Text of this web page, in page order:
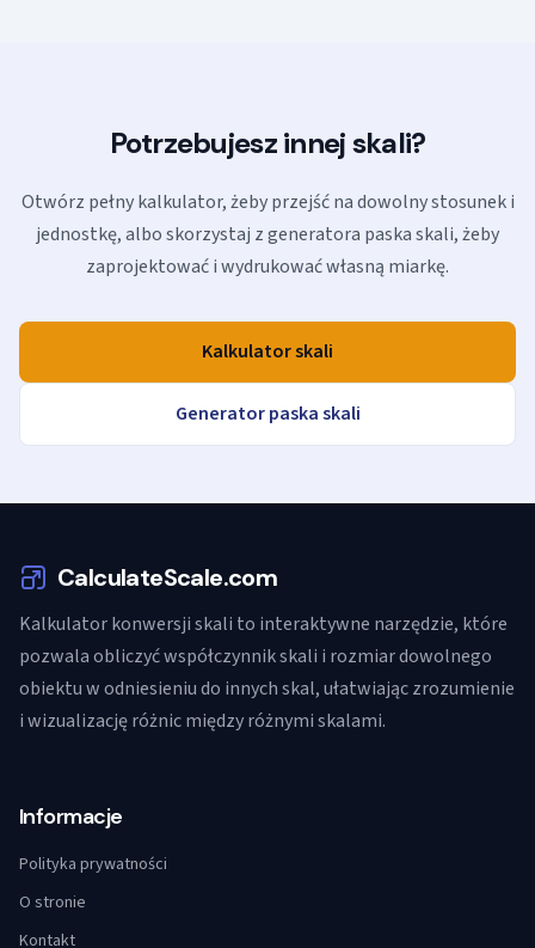
Potrzebujesz innej skali?
Otwórz pełny kalkulator, żeby przejść na dowolny stosunek i
jednostkę, albo skorzystaj z generatora paska skali, żeby
zaprojektować i wydrukować własną miarkę.
Kalkulator skali
Generator paska skali
CalculateScale.com
Kalkulator konwersji skali to interaktywne narzędzie, które
pozwala obliczyć współczynnik skali i rozmiar dowolnego
obiektu w odniesieniu do innych skal, ułatwiając zrozumienie
i wizualizację różnic między różnymi skalami.
Informacje
Polityka prywatności
O stronie
Kontakt